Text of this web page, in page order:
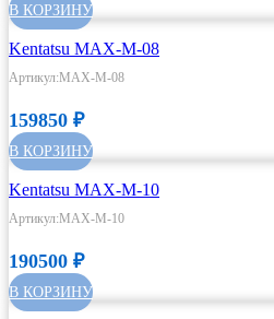
В КОРЗИНУ
Kentatsu MAX-M-08
Артикул:MAX-M-08
159850 ₽
В КОРЗИНУ
Kentatsu MAX-M-10
Артикул:MAX-M-10
190500 ₽
В КОРЗИНУ